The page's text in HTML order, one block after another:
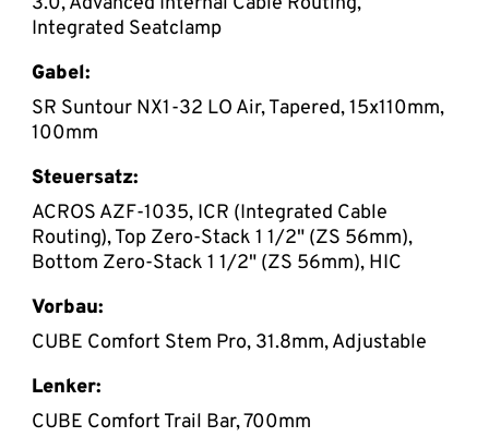
Integrated Seatclamp
Gabel:
SR Suntour NX1-32 LO Air, Tapered, 15x110mm,
100mm
Steuersatz:
ACROS AZF-1035, ICR (Integrated Cable
Routing), Top Zero-Stack 1 1/2" (ZS 56mm),
Bottom Zero-Stack 1 1/2" (ZS 56mm), HIC
Vorbau:
CUBE Comfort Stem Pro, 31.8mm, Adjustable
Lenker:
CUBE Comfort Trail Bar, 700mm